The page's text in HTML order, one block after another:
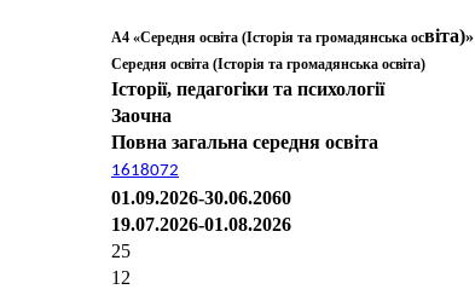
A4 «Середня освіта (Історія та громадянська освіта)»
Середня освіта (Історія та громадянська освіта)
Історії, педагогіки та психології
Заочна
Повна загальна середня освіта
1618072
01.09.2026-30.06.2060
19.07.2026-01.08.2026
25
12